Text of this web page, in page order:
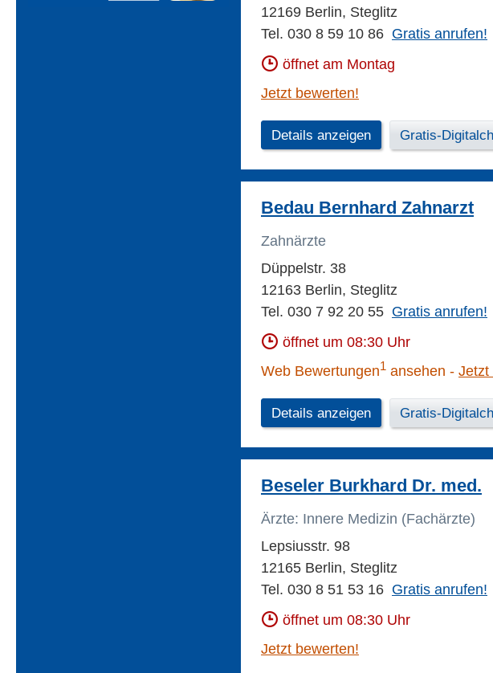
12169 Berlin, Steglitz
Tel. 030 8 59 10 86 Gratis anrufen!
öffnet am Montag
Jetzt bewerten!
Details anzeigen Gratis-
Bedau Bernhard Zahnarzt
Zahnärzte
Düppelstr. 38
12163 Berlin, Steglitz
Tel. 030 7 92 20 55 Gratis anrufen!
öffnet um 08:30 Uhr
Web Bewertungen1 ansehen Jetzt
Details anzeigen Gratis-
Beseler Burkhard Dr. med.
Ärzte: Innere Medizin (Fachärzte)
Lepsiusstr. 98
12165 Berlin, Steglitz
Tel. 030 8 51 53 16 Gratis anrufen!
öffnet um 08:30 Uhr
Jetzt bewerten!